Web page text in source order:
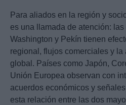
Para aliados en la región y
es una llamada de atención:
Washington y Pekín tienen
regional, flujos comerciales y la
global. Países como Japón,
Unión Europea observan con
acuerdos económicos y
esta relación entre las dos